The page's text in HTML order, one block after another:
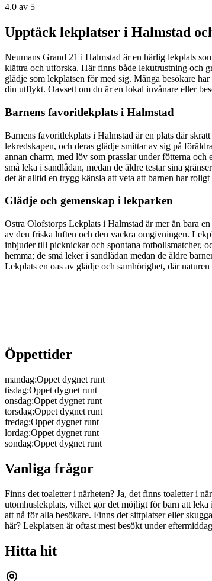
4.0 av 5
Upptäck lekplatser i Halmstad
Neumans Grand 21 i Halmstad är en härlig lekplats
klättra och utforska. Här finns både lekutrustning och
glädje som lekplatsen för med sig. Många besökare
din utflykt. Oavsett om du är en lokal invånare eller
Barnens favoritlekplats i Halmstad
Barnens favoritlekplats i Halmstad är en plats där
lekredskapen, och deras glädje smittar av sig på
annan charm, med löv som prasslar under fötterna
små leka i sandlådan, medan de äldre testar sina
det är alltid en trygg känsla att veta att barnen har
Glädje och gemenskap i lekparken
Ostra Olofstorps Lekplats i Halmstad är mer än bara
av den friska luften och den vackra omgivningen.
inbjuder till picknickar och spontana fotbollsmatcher,
hemma; de små leker i sandlådan medan de äldre
Lekplats en oas av glädje och samhörighet, där
Öppettider
mandag:Oppet dygnet runt
tisdag:Oppet dygnet runt
onsdag:Oppet dygnet runt
torsdag:Oppet dygnet runt
fredag:Oppet dygnet runt
lordag:Oppet dygnet runt
sondag:Oppet dygnet runt
Vanliga frågor
Finns det toaletter i närheten? Ja, det finns toaletter i
utomhuslekplats, vilket gör det möjligt för barn att
att nå för alla besökare. Finns det sittplatser eller
här? Lekplatsen är oftast mest besökt under
Hitta hit